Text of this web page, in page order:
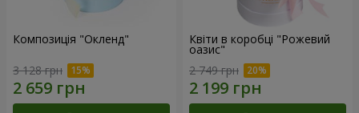
Композиція "Окленд"
3 128 грн
Квіти в коробці "Рожевий
оазис"
2 749 грн